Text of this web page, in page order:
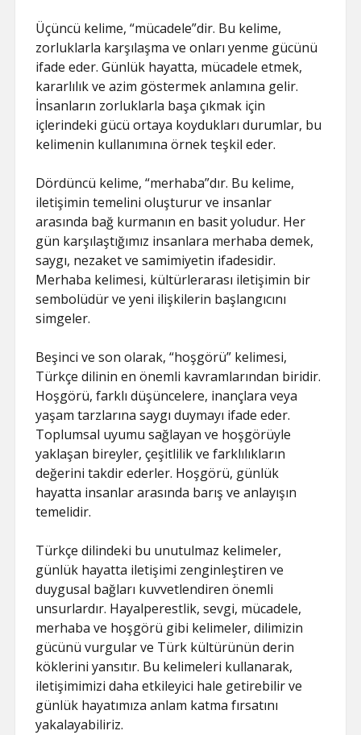
Üçüncü kelime, “mücadele”dir. Bu kelime,
zorluklarla karşılaşma ve onları yenme gücünü
ifade eder. Günlük hayatta, mücadele etmek,
kararlılık ve azim göstermek anlamına gelir.
İnsanların zorluklarla başa çıkmak için
içlerindeki gücü ortaya koydukları durumlar, bu
kelimenin kullanımına örnek teşkil eder.
Dördüncü kelime, “merhaba”dır. Bu kelime,
iletişimin temelini oluşturur ve insanlar
arasında bağ kurmanın en basit yoludur. Her
gün karşılaştığımız insanlara merhaba demek,
saygı, nezaket ve samimiyetin ifadesidir.
Merhaba kelimesi, kültürlerarası iletişimin bir
sembolüdür ve yeni ilişkilerin başlangıcını
simgeler.
Beşinci ve son olarak, “hoşgörü” kelimesi,
Türkçe dilinin en önemli kavramlarından biridir.
Hoşgörü, farklı düşüncelere, inançlara veya
yaşam tarzlarına saygı duymayı ifade eder.
Toplumsal uyumu sağlayan ve hoşgörüyle
yaklaşan bireyler, çeşitlilik ve farklılıkların
değerini takdir ederler. Hoşgörü, günlük
hayatta insanlar arasında barış ve anlayışın
temelidir.
Türkçe dilindeki bu unutulmaz kelimeler,
günlük hayatta iletişimi zenginleştiren ve
duygusal bağları kuvvetlendiren önemli
unsurlardır. Hayalperestlik, sevgi, mücadele,
merhaba ve hoşgörü gibi kelimeler, dilimizin
gücünü vurgular ve Türk kültürünün derin
köklerini yansıtır. Bu kelimeleri kullanarak,
iletişimimizi daha etkileyici hale getirebilir ve
günlük hayatımıza anlam katma fırsatını
yakalayabiliriz.